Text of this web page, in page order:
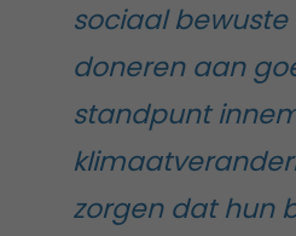
sociaal bewuste
doneren aan
standpunt
zorgen dat hun